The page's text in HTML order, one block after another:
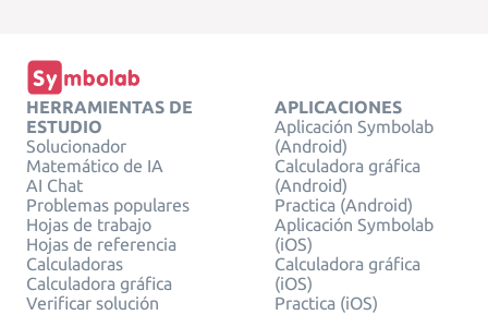
HERRAMIENTAS DE
ESTUDIO
Solucionador
Matemático de IA
AI Chat
Problemas populares
Hojas de trabajo
Hojas de referencia
Calculadoras
Calculadora gráfica
Verificar solución
APLICACIONES
Aplicación Symbolab
(Android)
Calculadora gráfica
(Android)
Practica (Android)
Aplicación Symbolab
(iOS)
Calculadora gráfica
(iOS)
Practica (iOS)